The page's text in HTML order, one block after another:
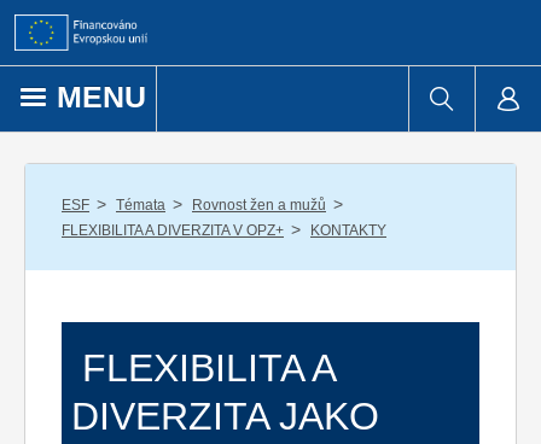
Přejít k obsahu
MENU
ESF / Témata / Rovnost žen a mužů /
FLEXIBILITA A DIVERZITA V OPZ+ / KONTAKTY
FLEXIBILITA A
DIVERZITA JAKO